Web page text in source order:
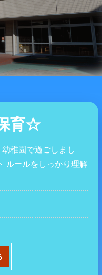
育☆
稚園で過ごしまし
ルールをしっかり理解